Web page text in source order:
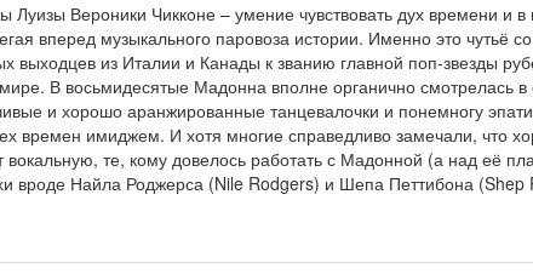
Луизы Вероники Чикконе – умение чувствовать дух времени и
вперед музыкального паровоза истории. Именно это чутьё
выходцев из Италии и Канады к званию главной поп-звезды
В восьмидесятые Мадонна вполне органично смотрелась в
и хорошо аранжированные танцевалочки и понемногу
времен имиджем. И хотя многие справедливо замечали, что
те, кому довелось работать с Мадонной (а над её
вроде Найла Роджерса (Nile Rodgers) и Шепа Петтибона